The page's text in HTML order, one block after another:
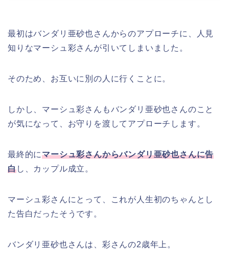
最初はバンダリ亜砂也さんからのアプローチに、人見
知りなマーシュ彩さんが引いてしまいました。
そのため、お互いに別の人に行くことに。
しかし、マーシュ彩さんもバンダリ亜砂也さんのこと
が気になって、お守りを渡してアプローチします。
最終的にマーシュ彩さんからバンダリ亜砂也さんに告
白し、カップル成立。
マーシュ彩さんにとって、これが人生初のちゃんとし
た告白だったそうです。
バンダリ亜砂也さんは、彩さんの2歳年上。